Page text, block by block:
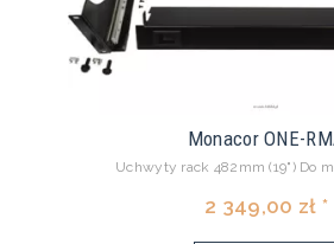
Monacor ONE-
Uchwyty rack 482mm (19") Do
2 349,00 zł *